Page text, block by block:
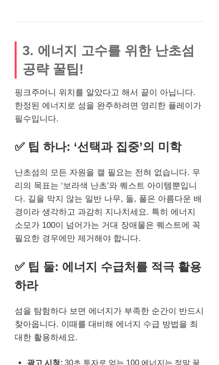
3. 에너지 고수를 위한 난초섬
공략 꿀팁!
핑크주머니 위치를 알았다고 해서 끝이 아닙니다.
한정된 에너지로 섬을 완주하려면 영리한 플레이가
필수입니다.
✅ 팁 하나: ‘선택과 집중’의 미학
난초섬의 모든 자원을 캘 필요는 전혀 없습니다. 우
리의 목표는 ‘보라색 난초’와 퀘스트 아이템뿐입니
다. 길을 막지 않는 일반 나무, 돌, 풀은 아름다운 배
경이라 생각하고 과감히 지나치세요. 특히 에너지
소모가 100이 넘어가는 거대 장애물은 퀘스트에 꼭
필요한 경우에만 제거해야 합니다.
✅ 팁 둘: 에너지 수급처를 적극 활용
하라
섬을 탐험하다 보면 에너지가 부족한 순간이 반드시
찾아옵니다. 이때를 대비해 에너지 수급 방법을 최
대한 활용하세요.
광고 시청: 30초 투자로 얻는 100 에너지는 정말 꿀